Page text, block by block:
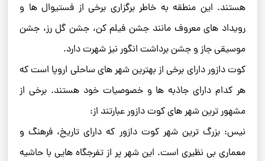
هستند. این منطقه به خاطر برگزاری برخی از فستیوال ها و
رویداد های معروف مانند جشن فیلم کن، جشن گل رز، جشن
موسیقی جاز و جشن برداشت انگور نیز شهرت دارد.
کوت دازور دارای برخی از بهترین شهر های ساحلی اروپا است که
هر کدام دارای جاذبه ها و خصوصیات خود هستند. برخی از
مشهور ترین شهر های کوت دازور عبارتند از:
نیس: بزرگ ترین شهر کوت دازور که دارای تاریخ، فرهنگ و
معماری بی نظیری است. این شهر پر از تفرجگاه هایی با حاشیه